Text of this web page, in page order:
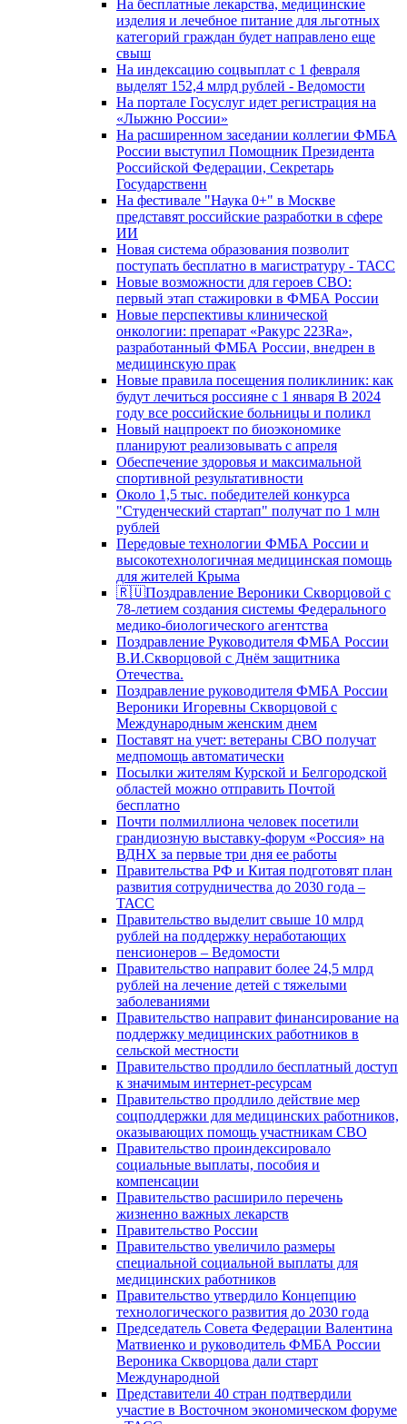
На бесплатные лекарства, медицинские
изделия и лечебное питание для льготных
категорий граждан будет направлено еще
свыш
На индексацию соцвыплат с 1 февраля
выделят 152,4 млрд рублей - Ведомости
На портале Госуслуг идет регистрация на
«Лыжню России»
На расширенном заседании коллегии ФМБА
России выступил Помощник Президента
Российской Федерации, Секретарь
Государственн
На фестивале "Наука 0+" в Москве
представят российские разработки в сфере
ИИ
Новая система образования позволит
поступать бесплатно в магистратуру - ТАСС
Новые возможности для героев СВО:
первый этап стажировки в ФМБА России
Новые перспективы клинической
онкологии: препарат «Ракурс 223Ra»,
разработанный ФМБА России, внедрен в
медицинскую прак
Новые правила посещения поликлиник: как
будут лечиться россияне с 1 января В 2024
году все российские больницы и поликл
Новый нацпроект по биоэкономике
планируют реализовывать с апреля
Обеспечение здоровья и максимальной
спортивной результативности
Около 1,5 тыс. победителей конкурса
"Студенческий стартап" получат по 1 млн
рублей
Передовые технологии ФМБА России и
высокотехнологичная медицинская помощь
для жителей Крыма
🇷🇺Поздравление Вероники Скворцовой с
78-летием создания системы Федерального
медико-биологического агентства
Поздравление Руководителя ФМБА России
В.И.Скворцовой с Днём защитника
Отечества.
Поздравление руководителя ФМБА России
Вероники Игоревны Скворцовой с
Международным женским днем
Поставят на учет: ветераны СВО получат
медпомощь автоматически
Посылки жителям Курской и Белгородской
областей можно отправить Почтой
бесплатно
Почти полмиллиона человек посетили
грандиозную выставку-форум «Россия» на
ВДНХ за первые три дня ее работы
Правительства РФ и Китая подготовят план
развития сотрудничества до 2030 года –
ТАСС
Правительство выделит свыше 10 млрд
рублей на поддержку неработающих
пенсионеров – Ведомости
Правительство направит более 24,5 млрд
рублей на лечение детей с тяжелыми
заболеваниями
Правительство направит финансирование на
поддержку медицинских работников в
сельской местности
Правительство продлило бесплатный доступ
к значимым интернет-ресурсам
Правительство продлило действие мер
соцподдержки для медицинских работников,
оказывающих помощь участникам СВО
Правительство проиндексировало
социальные выплаты, пособия и
компенсации
Правительство расширило перечень
жизненно важных лекарств
Правительство России
Правительство увеличило размеры
специальной социальной выплаты для
медицинских работников
Правительство утвердило Концепцию
технологического развития до 2030 года
Председатель Совета Федерации Валентина
Матвиенко и руководитель ФМБА России
Вероника Скворцова дали старт
Международной
Представители 40 стран подтвердили
участие в Восточном экономическом форуме